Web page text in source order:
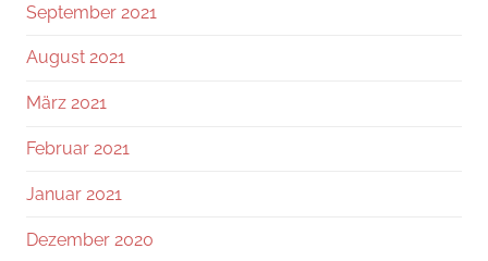
September 2021
August 2021
März 2021
Februar 2021
Januar 2021
Dezember 2020